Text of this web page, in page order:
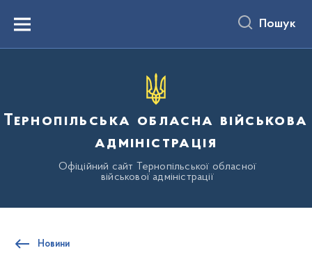
вмістуMenu Пошук
Тернопільська обласна військова
адміністрація
Офіційний сайт Тернопільської обласної
військової адміністрації
Новини